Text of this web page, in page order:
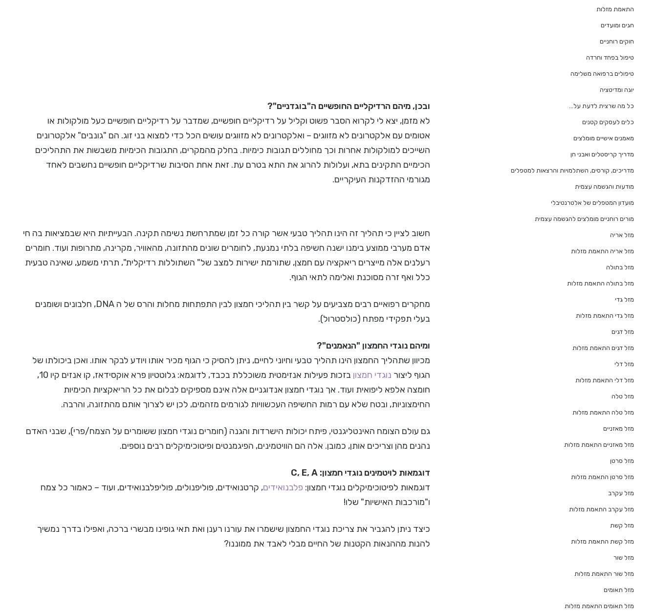
ובכן, מיהם הרדיקליים החופשיים ה"בוגדניים"?
לא מזמן, יצא לי לקרוא הסבר פשוט וקליל על רדיקליים חופשיים, שמדבר על רדיקליים חופשיים כעל מולקולות או
אטומים עם אלקטרונים לא מזווגים – ואלקטרונים לא מזווגים עושים הכל כדי למצוא בני זוג. הם "גונבים" אלקטרונים
השייכים למולקולות אחרות וכך מחוללים תגובות כימיות. בחלק מהמקרים, התגובות הכימיות משבשות את התהליכים
הכימיים התקינים בתא, ועלולות להרוג את התא בטרם עת. זאת אחת הסיבות שרדיקליים חופשיים נחשבים לאחד
מגורמי ההזדקנות העיקריים.
חשוב לציין כי תהליך זה הינו תהליך טבעי אשר קורה כל זמן שמתרחשת נשימה תקינה. הבעייתיות היא שבמציאות בה חי
אדם מערבי ממוצע בימנו ישנה חשיפה בלתי נמנעת, לחומרים שונים מהתזונה, מהאוויר, מקרינה, מתרופות ועוד. חומרים
רעלנים אלה מייצרים ריאקציה עם חמצן, שתורמת ישירות למצב של" השתוללות רדיקלית", תרתי משמע, שאינה טבעית
כלל ואף זרה מסוכנת ואלימה לתאי הגוף.
מחקרים רפואיים רבים מצביעים על קשר בין תהליכי חמצון לבין התפתחות מחלות והרס של ה DNA, חלבונים ושומנים
בעלי תפקידי מפתח (כולסטרול).
ומיהם נוגדי החמצון "הנאמנים"?
מכיוון שתהליך החמצון הינו תהליך טבעי וחיוני לחיים, ניתן להסיק כי הגוף מכיר אותו ויודע לבקר אותו. ואכן ביכולתו של
הגוף ליצור נוגדי חמצון
בזכות פעילות אנזימטית משוכללת בכבד, לדוגמא: גלוטטיון פרא אוקסידאז, קו אנזים קיו 10,
חומצה אלפא ליפואית ועוד. אך נוגדי חמצון אנדוגניים אלה אינם מספיקים לבלום את כל הריאקציות הכימיות
החימצוניות, ובטח שלא עם רמות החשיפה העכשוויות לגורמים מזהמים, לכן יש לצרוך אותם מהתזונה, והרבה.
גם עולם הצומח האינטליגנטי, פיתח יכולות הישרדות והגנה (חומרים נוגדי חמצון ששומרים על הצמח/פרי), שבני האדם
נהנים מהן וצריכים אותן, כמובן. אלה הם הוויטמינים, הפיגמנטים ופיטוכימיקלים רבים נוספים.
דוגמאות לויטמינים נוגדי חמצון: C, E, A
דוגמאות לפיטוכימיקלים נוגדי חמצון: פלבנואידים, קרטנואידים, פוליפנולים, פוליפלבנואידים, ועוד – כאמור כל צמח
ו"מורכבות האישיות" שלו!
כיצד ניתן להגביר את צריכת נוגדי החמצון שישמרו את עורנו רענן ואת תאי גופינו מבשרי ברכה, ואפילו בדרך נמשיך
להנות מההנאות הקטנות של החיים מבלי לאבד את ממוננו?
התאמת מזלות
חגים ומועדים
חוקים רוחניים
טיפול בפחד וחרדה
טיפולים ברפואה משלימה
יוגה ומדיטציה
כל מה שרצית לדעת על…
כלים לעסקים קטנים
מאמנים אישיים מומלצים
מדריך קריסטלים ואבני חן
מדריכים, קורסים, השתלמויות והרצאות למטפלים
מודעות והגשמה עצמית
מועדון המטפלים של אלטרנטיבלי
מורים רוחניים מומלצים להגשמה עצמית
מזל אריה
מזל אריה התאמת מזלות
מזל בתולה
מזל בתולה התאמת מזלות
מזל גדי
מזל גדי התאמת מזלות
מזל דגים
מזל דגים התאמת מזלות
מזל דלי
מזל דלי התאמת מזלות
מזל טלה
מזל טלה התאמת מזלות
מזל מאזניים
מזל מאזניים התאמת מזלות
מזל סרטן
מזל סרטן התאמת מזלות
מזל עקרב
מזל עקרב התאמת מזלות
מזל קשת
מזל קשת התאמת מזלות
מזל שור
מזל שור התאמת מזלות
מזל תאומים
מזל תאומים התאמת מזלות